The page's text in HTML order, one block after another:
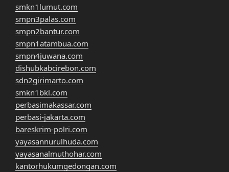
smkn1lumut.com
smpn3palas.com
smpn2bantur.com
smpn1atambua.com
smpn4juwana.com
dishubkabcirebon.com
sdn2girimarto.com
smkn1bkl.com
perbasimakassar.com
perbasi-jakarta.com
bareskrim-polri.com
yayasannurulhuda.com
yayasanalmuthohar.com
kantorhukumgedongan.com